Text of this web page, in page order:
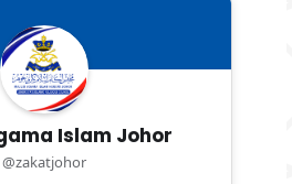
Islam Johor
@zakatjohor